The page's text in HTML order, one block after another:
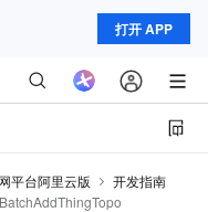
打开 APP
平台阿里云版
开发指南
BatchAddThingTopo